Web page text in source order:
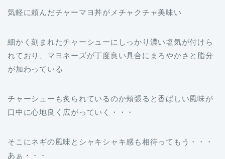
気軽に頼んだチャーマヨ丼がメチャクチャ美味い
細かく刻まれたチャーシューにしっかり濃い塩気が付けら
れており、マヨネーズが丁度良い具合にまろやかさと脂分
が加わっている
チャーシューも炙られているのか頬張ると香ばしい風味が
口中に心地良く広がっていく・・・
そこにネギの風味とシャキシャキ感も相待ってもう・・・
あぁ・・・